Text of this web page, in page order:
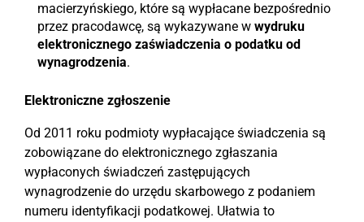
macierzyńskiego, które są wypłacane bezpośrednio
przez pracodawcę, są wykazywane w wydruku
elektronicznego zaświadczenia o podatku od
wynagrodzenia.
Elektroniczne zgłoszenie
Od 2011 roku podmioty wypłacające świadczenia są
zobowiązane do elektronicznego zgłaszania
wypłaconych świadczeń zastępujących
wynagrodzenie do urzędu skarbowego z podaniem
numeru identyfikacji podatkowej. Ułatwia to